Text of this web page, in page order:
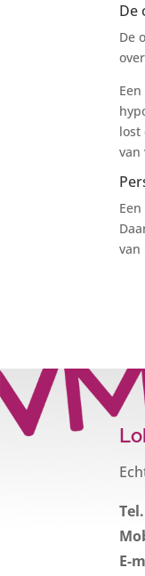
De
De
lost
van
van
Tel.
E-